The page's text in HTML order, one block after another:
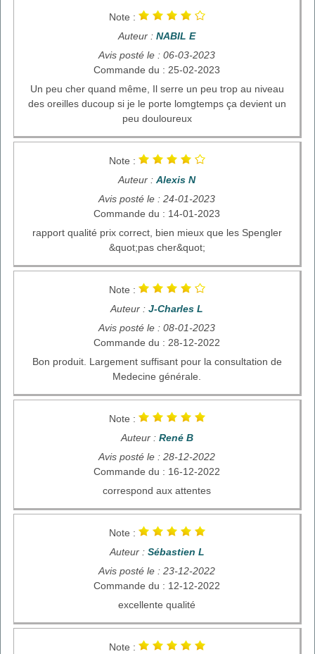
Note :
Auteur : NABIL E
Avis posté le : 06-03-2023
Commande du : 25-02-2023
Un peu cher quand même, Il serre un peu trop au niveau
des oreilles ducoup si je le porte lomgtemps ça devient un
peu douloureux
Note :
Auteur : Alexis N
Avis posté le : 24-01-2023
Commande du : 14-01-2023
rapport qualité prix correct, bien mieux que les Spengler
&quot;pas cher&quot;
Note :
Auteur : J-Charles L
Avis posté le : 08-01-2023
Commande du : 28-12-2022
Bon produit. Largement suffisant pour la consultation de
Medecine générale.
Note :
Auteur : René B
Avis posté le : 28-12-2022
Commande du : 16-12-2022
correspond aux attentes
Note :
Auteur : Sébastien L
Avis posté le : 23-12-2022
Commande du : 12-12-2022
excellente qualité
Note :